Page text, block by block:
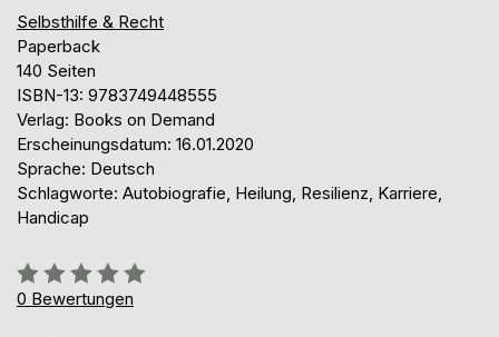
Selbsthilfe & Recht
Paperback
140 Seiten
ISBN-13: 9783749448555
Verlag: Books on Demand
Erscheinungsdatum: 16.01.2020
Sprache: Deutsch
Schlagworte: Autobiografie, Heilung, Resilienz, Karriere,
Handicap
Bewertung::
0%
0 Bewertungen